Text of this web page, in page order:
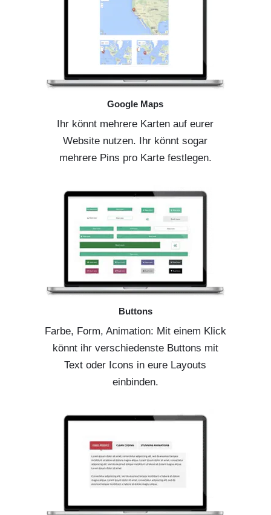
Google Maps
Ihr könnt mehrere Karten auf eurer
Website nutzen. Ihr könnt sogar
mehrere Pins pro Karte festlegen.
Buttons
Farbe, Form, Animation: Mit einem Klick
könnt ihr verschiedenste Buttons mit
Text oder Icons in eure Layouts
einbinden.